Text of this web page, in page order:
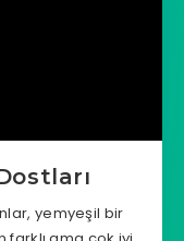
yemyeşil bir